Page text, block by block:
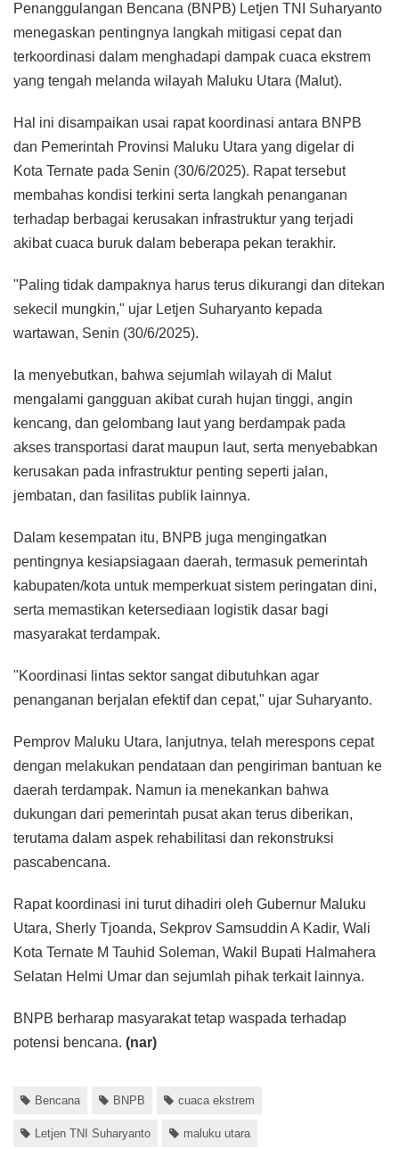
Penanggulangan Bencana (BNPB) Letjen TNI Suharyanto
menegaskan pentingnya langkah mitigasi cepat dan
terkoordinasi dalam menghadapi dampak cuaca ekstrem
yang tengah melanda wilayah Maluku Utara (Malut).
Hal ini disampaikan usai rapat koordinasi antara BNPB
dan Pemerintah Provinsi Maluku Utara yang digelar di
Kota Ternate pada Senin (30/6/2025). Rapat tersebut
membahas kondisi terkini serta langkah penanganan
terhadap berbagai kerusakan infrastruktur yang terjadi
akibat cuaca buruk dalam beberapa pekan terakhir.
"Paling tidak dampaknya harus terus dikurangi dan ditekan
sekecil mungkin," ujar Letjen Suharyanto kepada
wartawan, Senin (30/6/2025).
Ia menyebutkan, bahwa sejumlah wilayah di Malut
mengalami gangguan akibat curah hujan tinggi, angin
kencang, dan gelombang laut yang berdampak pada
akses transportasi darat maupun laut, serta menyebabkan
kerusakan pada infrastruktur penting seperti jalan,
jembatan, dan fasilitas publik lainnya.
Dalam kesempatan itu, BNPB juga mengingatkan
pentingnya kesiapsiagaan daerah, termasuk pemerintah
kabupaten/kota untuk memperkuat sistem peringatan dini,
serta memastikan ketersediaan logistik dasar bagi
masyarakat terdampak.
"Koordinasi lintas sektor sangat dibutuhkan agar
penanganan berjalan efektif dan cepat," ujar Suharyanto.
Pemprov Maluku Utara, lanjutnya, telah merespons cepat
dengan melakukan pendataan dan pengiriman bantuan ke
daerah terdampak. Namun ia menekankan bahwa
dukungan dari pemerintah pusat akan terus diberikan,
terutama dalam aspek rehabilitasi dan rekonstruksi
pascabencana.
Rapat koordinasi ini turut dihadiri oleh Gubernur Maluku
Utara, Sherly Tjoanda, Sekprov Samsuddin A Kadir, Wali
Kota Ternate M Tauhid Soleman, Wakil Bupati Halmahera
Selatan Helmi Umar dan sejumlah pihak terkait lainnya.
BNPB berharap masyarakat tetap waspada terhadap
potensi bencana. (nar)
Bencana BNPB cuaca ekstrem
Letjen TNI Suharyanto maluku utara